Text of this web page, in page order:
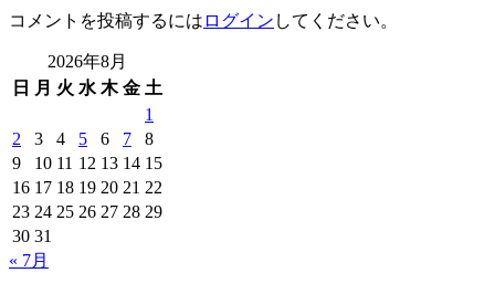
コメントを投稿するには ログイン してください。
2026年8月
日
月 火 水 木 金 土
1
2
3 4 5 6 7
8
9
10 11 12 13 14 15
16 17 18 19 20 21 22
23 24 25 26 27 28 29
30 31
« 7月